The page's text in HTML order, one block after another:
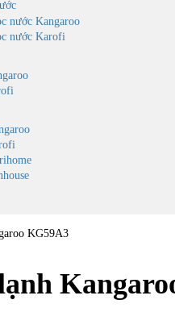
nước Kangaroo
nước Karofi
KG59A3